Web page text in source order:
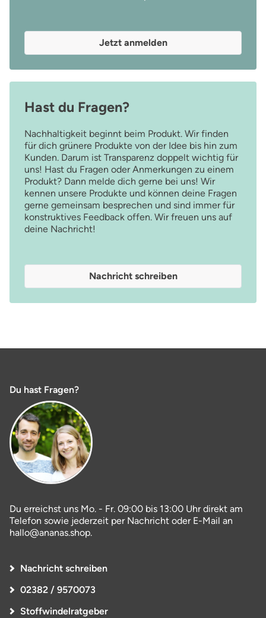
Jetzt anmelden
Hast du Fragen?
Nachhaltigkeit beginnt beim Produkt. Wir finden
für dich grünere Produkte von der Idee bis hin zum
Kunden. Darum ist Transparenz doppelt wichtig für
uns! Hast du Fragen oder Anmerkungen zu einem
Produkt? Dann melde dich gerne bei uns! Wir
kennen unsere Produkte und können deine Fragen
gerne gemeinsam besprechen und sind immer für
konstruktives Feedback offen. Wir freuen uns auf
deine Nachricht!
Nachricht schreiben
Du hast Fragen?
Du erreichst uns Mo. - Fr. 09:00 bis 13:00 Uhr direkt am
Telefon sowie jederzeit per Nachricht oder E-Mail an
hallo@ananas.shop.
Nachricht schreiben
02382 / 9570073
Stoffwindelratgeber